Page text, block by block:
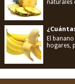
naturales
El
hogares,